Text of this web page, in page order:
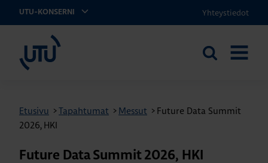
UTU-KONSERNI Yhteystiedot
Etsi
Etusivu >Tapahtumat > Messut > Future Data Summit
2026, HKI
Future Data Summit 2026, HKI